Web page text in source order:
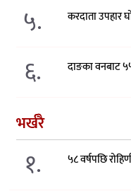
५. करदाता उपहार
६. दाङका वनबाट
भर्खरै
१. ५८ वर्षपछि